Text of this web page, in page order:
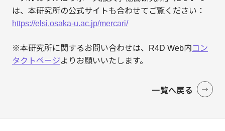
は、本研究所の公式サイトも合わせてご覧ください：
https://elsi.osaka-u.ac.jp/mercari/
※本研究所に関するお問い合わせは、R4D Web内コン
タクトページよりお願いいたします。
一覧へ戻る